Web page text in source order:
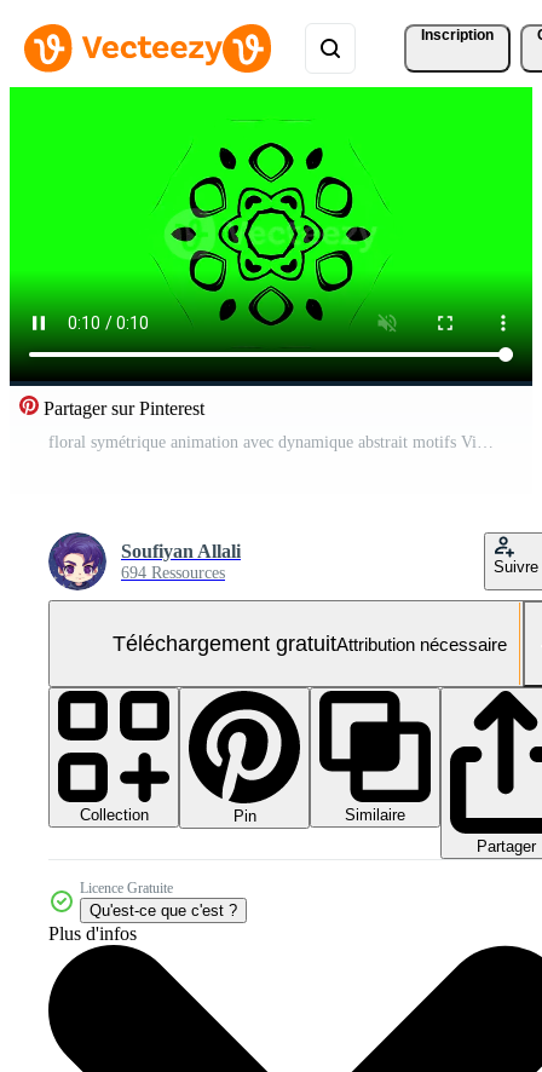
Inscription
Partager sur Pinterest
floral symétrique animation avec dynamique abstrait motifs Vidéo Gratuite
Soufiyan Allali
694 Ressources Suivre
Téléchargement gratuitAttribution nécessaire
Collection Pin
Similaire
Partager
Licence Gratuite
Qu'est-ce que c'est ?
Plus d'infos